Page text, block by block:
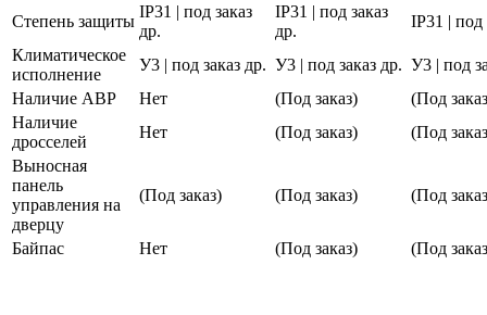
Степень защиты
IP31 | под заказ
др.
IP31 | под заказ
др.
IP31 | под
Климатическое
исполнение
У3 | под заказ др. У3 | под заказ др. У3 | под
Наличие АВР
Нет (Под заказ)
(Под
Наличие
дросселей
Нет (Под заказ)
(Под
Выносная
панель
управления на
дверцу
(Под заказ) (Под заказ) (Под
Байпас Нет (Под заказ) (Под